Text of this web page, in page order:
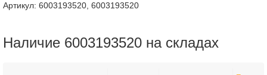
Артикул: 6003193520, 6003193520
Наличие 6003193520 на складах